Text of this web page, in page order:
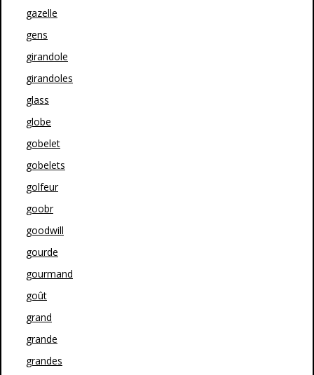
gazelle
gens
girandole
girandoles
glass
globe
gobelet
gobelets
golfeur
goobr
goodwill
gourde
gourmand
goût
grand
grande
grandes